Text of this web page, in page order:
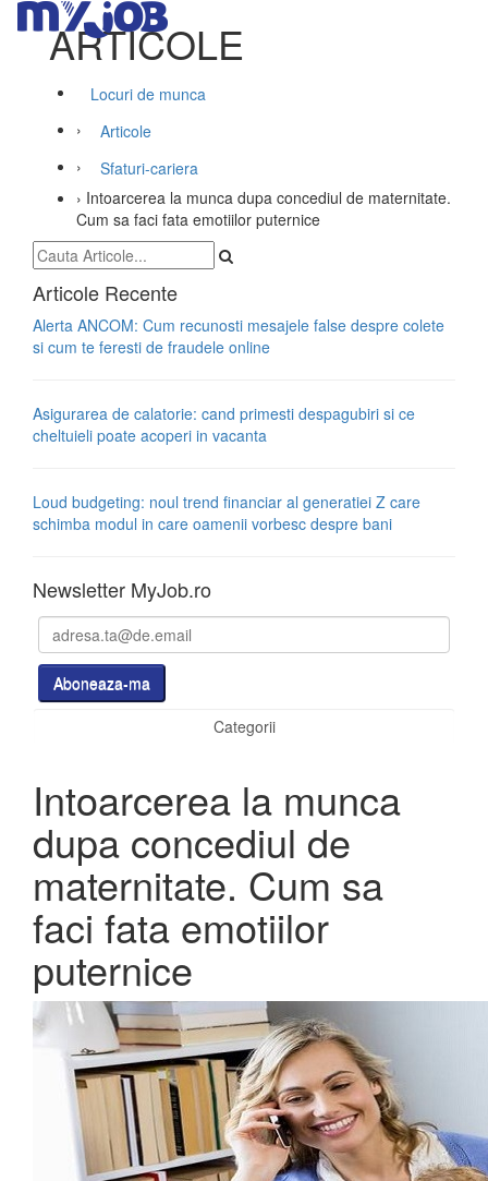
ARTICOLE
Locuri de munca
›
Articole
›
Sfaturi-cariera
› Intoarcerea la munca dupa concediul de maternitate.
Cum sa faci fata emotiilor puternice
Articole Recente
Alerta ANCOM: Cum recunosti mesajele false despre colete
si cum te feresti de fraudele online
Asigurarea de calatorie: cand primesti despagubiri si ce
cheltuieli poate acoperi in vacanta
Loud budgeting: noul trend financiar al generatiei Z care
schimba modul in care oamenii vorbesc despre bani
Newsletter MyJob.ro
Categorii
Intoarcerea la munca
dupa concediul de
maternitate. Cum sa
faci fata emotiilor
puternice